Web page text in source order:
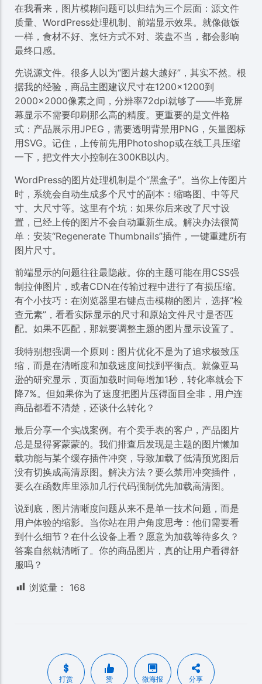
在我看来，图片模糊问题可以归结为三个层面：源文件
质量、WordPress处理机制、前端显示效果。就像做饭
一样，食材不好、烹饪方式不对、装盘不当，都会影响
最终口感。
先说源文件。很多人以为“图片越大越好”，其实不然。根
据我的经验，商品主图建议尺寸在1200×1200到
2000×2000像素之间，分辨率72dpi就够了——毕竟屏
幕显示不需要印刷那么高的精度。更重要的是文件格
式：产品展示用JPEG，需要透明背景用PNG，矢量图标
用SVG。记住，上传前先用Photoshop或在线工具压缩
一下，把文件大小控制在300KB以内。
WordPress的图片处理机制是个“黑盒子”。当你上传图片
时，系统会自动生成多个尺寸的副本：缩略图、中等尺
寸、大尺寸等。这里有个坑：如果你后来改了尺寸设
置，已经上传的图片不会自动重新生成。解决办法很简
单：安装“Regenerate Thumbnails”插件，一键重建所有
图片尺寸。
前端显示的问题往往最隐蔽。你的主题可能在用CSS强
制拉伸图片，或者CDN在传输过程中进行了有损压缩。
有个小技巧：在浏览器里右键点击模糊的图片，选择“检
查元素”，看看实际显示的尺寸和原始文件尺寸是否匹
配。如果不匹配，那就要调整主题的图片显示设置了。
我特别想强调一个原则：图片优化不是为了追求极致压
缩，而是在清晰度和加载速度间找到平衡点。就像亚马
逊的研究显示，页面加载时间每增加1秒，转化率就会下
降7%。但如果你为了速度把图片压得面目全非，用户连
商品都看不清楚，还谈什么转化？
最后分享一个实战案例。有个卖手表的客户，产品图片
总是显得雾蒙蒙的。我们排查后发现是主题的图片懒加
载功能与某个缓存插件冲突，导致加载了低清预览图后
没有切换成高清原图。解决方法？要么禁用冲突插件，
要么在函数库里添加几行代码强制优先加载高清图。
说到底，图片清晰度问题从来不是单一技术问题，而是
用户体验的缩影。当你站在用户角度思考：他们需要看
到什么细节？在什么设备上看？愿意为加载等待多久？
答案自然就清晰了。你的商品图片，真的让用户看得舒
服吗？
浏览量：
168
打赏 赞 微海报 分享